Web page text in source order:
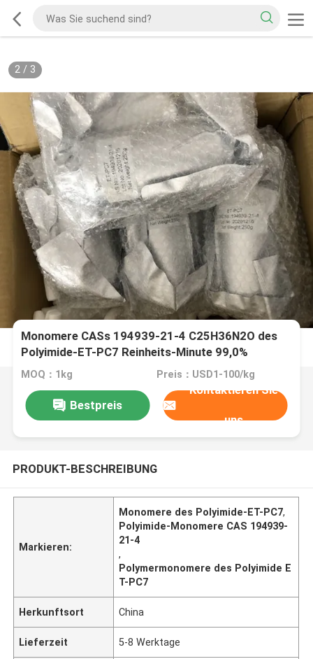
2/ 3
Monomere CASs 194939-21-4 C25H36N2O des
Polyimide-ET-PC7 Reinheits-Minute 99,0%
MOQ：1kg Preis：USD1-100/kg
Bestpreis
Kontaktieren Sie
uns
PRODUKT-BESCHREIBUNG
Markieren:
Monomere des Polyimide-ET-PC7,
Polyimide-Monomere CAS 194939-
21-4
,
Polymermonomere des Polyimide E
T-PC7
Herkunftsort China
Lieferzeit 5-8 Werktage